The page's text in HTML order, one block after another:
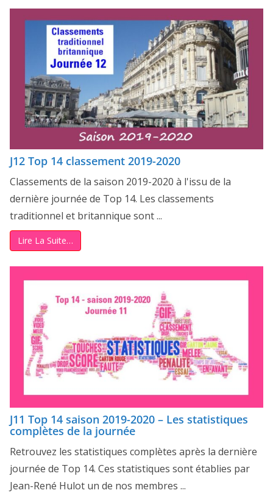
J12 Top 14 classement 2019-2020
Classements de la saison 2019-2020 à l'issu de la
dernière journée de Top 14. Les classements
traditionnel et britannique sont ...
Lire La Suite…
J11 Top 14 saison 2019-2020 – Les statistiques
complètes de la journée
Retrouvez les statistiques complètes après la dernière
journée de Top 14. Ces statistiques sont établies par
Jean-René Hulot un de nos membres ...